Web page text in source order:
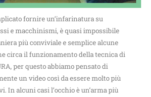
fornire un’infarinatura su
e macchinismi, è quasi impossibile
più conviviale e semplice alcune
circa il funzionamento della tecnica di
per questo abbiamo pensato di
un video così da essere molto più
In alcuni casi l’occhio è un’arma più